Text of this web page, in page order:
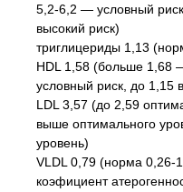
5,2-6,2 — условный
высокий риск)
триглицериды 1,13
HDL 1,58 (больше 1,68
условный риск, до 1,15
LDL 3,57 (до 2,59
выше оптимального
уровень)
VLDL 0,79 (норма 0,26-
коэфициент